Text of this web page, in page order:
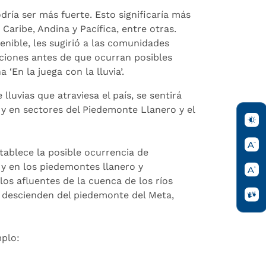
ser más fuerte. Esto significaría más
Andina y Pacífica, entre otras.
les sugirió a las comunidades
antes de que ocurran posibles
la juega con la lluvia’.
lluvias que atraviesa el país, se sentirá
en sectores del Piedemonte Llanero y el
la posible ocurrencia de
en los piedemontes llanero y
afluentes de la cuenca de los ríos
del piedemonte del Meta,